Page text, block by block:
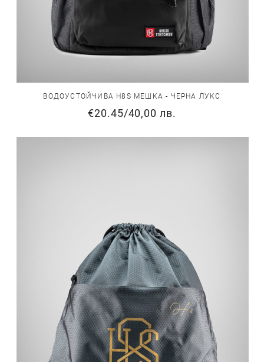
ВОДОУСТОЙЧИВА H8S МЕШКА - ЧЕРНА ЛУКС
€20.45/40,00 лв.